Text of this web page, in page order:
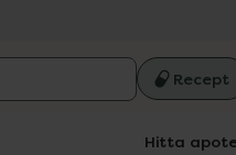
Recept
Hitta